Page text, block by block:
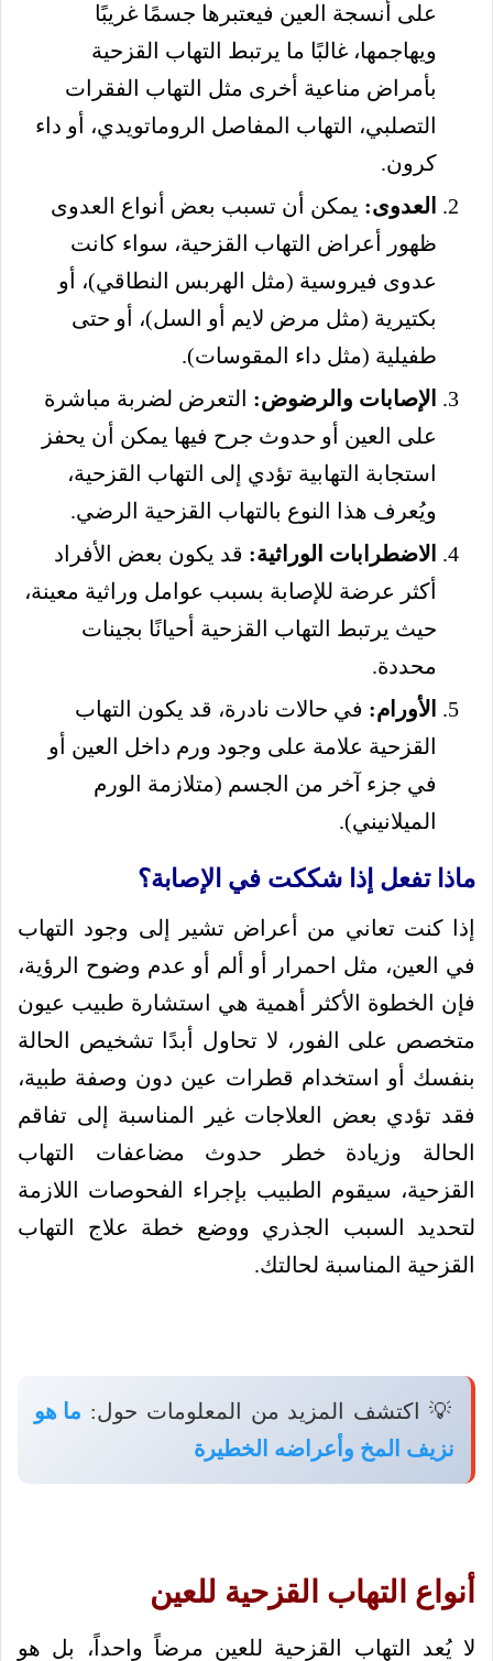
على أنسجة العين فيعتبرها جسمًا غريبًا
ويهاجمها، غالبًا ما يرتبط التهاب القزحية
بأمراض مناعية أخرى مثل التهاب الفقرات
التصلبي، التهاب المفاصل الروماتويدي، أو داء
كرون.
العدوى: يمكن أن تسبب بعض أنواع العدوى
ظهور أعراض التهاب القزحية، سواء كانت
عدوى فيروسية (مثل الهربس النطاقي)، أو
بكتيرية (مثل مرض لايم أو السل)، أو حتى
طفيلية (مثل داء المقوسات).
الإصابات والرضوض: التعرض لضربة مباشرة
على العين أو حدوث جرح فيها يمكن أن يحفز
استجابة التهابية تؤدي إلى التهاب القزحية،
ويُعرف هذا النوع بالتهاب القزحية الرضي.
الاضطرابات الوراثية: قد يكون بعض الأفراد
أكثر عرضة للإصابة بسبب عوامل وراثية معينة،
حيث يرتبط التهاب القزحية أحيانًا بجينات
محددة.
الأورام: في حالات نادرة، قد يكون التهاب
القزحية علامة على وجود ورم داخل العين أو
في جزء آخر من الجسم (متلازمة الورم
الميلانيني).
ماذا تفعل إذا شككت في الإصابة؟
إذا كنت تعاني من أعراض تشير إلى وجود التهاب
في العين، مثل احمرار أو ألم أو عدم وضوح الرؤية،
فإن الخطوة الأكثر أهمية هي استشارة طبيب عيون
متخصص على الفور، لا تحاول أبدًا تشخيص الحالة
بنفسك أو استخدام قطرات عين دون وصفة طبية،
فقد تؤدي بعض العلاجات غير المناسبة إلى تفاقم
الحالة وزيادة خطر حدوث مضاعفات التهاب
القزحية، سيقوم الطبيب بإجراء الفحوصات اللازمة
لتحديد السبب الجذري ووضع خطة علاج التهاب
القزحية المناسبة لحالتك.
💡 اكتشف المزيد من المعلومات حول: ما هو
نزيف المخ وأعراضه الخطيرة
أنواع التهاب القزحية للعين
لا يُعد التهاب القزحية للعين مرضاً واحداً، بل هو